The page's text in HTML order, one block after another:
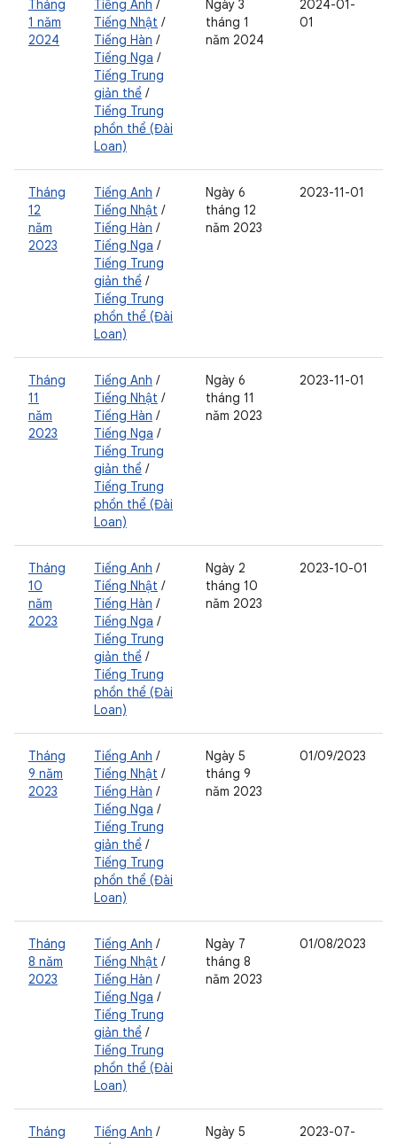
Tháng
1 năm
2024
Tiếng Anh /
Tiếng Nhật /
Tiếng Hàn /
Tiếng Nga /
Tiếng Trung
giản thể /
Tiếng Trung
phồn thể (Đài
Loan)
Ngày 3
tháng 1
năm 2024
2024-01-
01
Tháng
12
năm
2023
Tiếng Anh /
Tiếng Nhật /
Tiếng Hàn /
Tiếng Nga /
Tiếng Trung
giản thể /
Tiếng Trung
phồn thể (Đài
Loan)
Ngày 6
tháng 12
năm 2023
2023-11-01
Tháng
11
năm
2023
Tiếng Anh /
Tiếng Nhật /
Tiếng Hàn /
Tiếng Nga /
Tiếng Trung
giản thể /
Tiếng Trung
phồn thể (Đài
Loan)
Ngày 6
tháng 11
năm 2023
2023-11-01
Tháng
10
năm
2023
Tiếng Anh /
Tiếng Nhật /
Tiếng Hàn /
Tiếng Nga /
Tiếng Trung
giản thể /
Tiếng Trung
phồn thể (Đài
Loan)
Ngày 2
tháng 10
năm 2023
2023-10-01
Tháng
9 năm
2023
Tiếng Anh /
Tiếng Nhật /
Tiếng Hàn /
Tiếng Nga /
Tiếng Trung
giản thể /
Tiếng Trung
phồn thể (Đài
Loan)
Ngày 5
tháng 9
năm 2023
01/09/2023
Tháng
8 năm
2023
Tiếng Anh /
Tiếng Nhật /
Tiếng Hàn /
Tiếng Nga /
Tiếng Trung
giản thể /
Tiếng Trung
phồn thể (Đài
Loan)
Ngày 7
tháng 8
năm 2023
01/08/2023
Tháng
Tiếng Anh /
Ngày 5
2023-07-